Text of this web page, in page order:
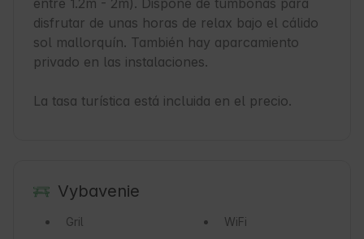
entre 1.2m - 2m). Dispone de tumbonas para
disfrutar de unas horas de relax bajo el cálido
sol mallorquín. También hay aparcamiento
privado en las instalaciones.
La tasa turística está incluida en el precio.
Vybavenie
Gril
WiFi